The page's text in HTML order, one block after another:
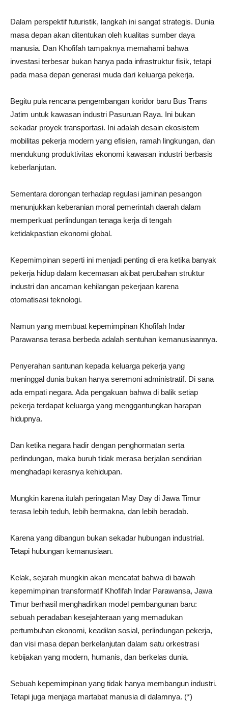
Dalam perspektif futuristik, langkah ini sangat strategis. Dunia
masa depan akan ditentukan oleh kualitas sumber daya
manusia. Dan Khofifah tampaknya memahami bahwa
investasi terbesar bukan hanya pada infrastruktur fisik, tetapi
pada masa depan generasi muda dari keluarga pekerja.
Begitu pula rencana pengembangan koridor baru Bus Trans
Jatim untuk kawasan industri Pasuruan Raya. Ini bukan
sekadar proyek transportasi. Ini adalah desain ekosistem
mobilitas pekerja modern yang efisien, ramah lingkungan, dan
mendukung produktivitas ekonomi kawasan industri berbasis
keberlanjutan.
Sementara dorongan terhadap regulasi jaminan pesangon
menunjukkan keberanian moral pemerintah daerah dalam
memperkuat perlindungan tenaga kerja di tengah
ketidakpastian ekonomi global.
Kepemimpinan seperti ini menjadi penting di era ketika banyak
pekerja hidup dalam kecemasan akibat perubahan struktur
industri dan ancaman kehilangan pekerjaan karena
otomatisasi teknologi.
Namun yang membuat kepemimpinan Khofifah Indar
Parawansa terasa berbeda adalah sentuhan kemanusiaannya.
Penyerahan santunan kepada keluarga pekerja yang
meninggal dunia bukan hanya seremoni administratif. Di sana
ada empati negara. Ada pengakuan bahwa di balik setiap
pekerja terdapat keluarga yang menggantungkan harapan
hidupnya.
Dan ketika negara hadir dengan penghormatan serta
perlindungan, maka buruh tidak merasa berjalan sendirian
menghadapi kerasnya kehidupan.
Mungkin karena itulah peringatan May Day di Jawa Timur
terasa lebih teduh, lebih bermakna, dan lebih beradab.
Karena yang dibangun bukan sekadar hubungan industrial.
Tetapi hubungan kemanusiaan.
Kelak, sejarah mungkin akan mencatat bahwa di bawah
kepemimpinan transformatif Khofifah Indar Parawansa, Jawa
Timur berhasil menghadirkan model pembangunan baru:
sebuah peradaban kesejahteraan yang memadukan
pertumbuhan ekonomi, keadilan sosial, perlindungan pekerja,
dan visi masa depan berkelanjutan dalam satu orkestrasi
kebijakan yang modern, humanis, dan berkelas dunia.
Sebuah kepemimpinan yang tidak hanya membangun industri.
Tetapi juga menjaga martabat manusia di dalamnya. (*)